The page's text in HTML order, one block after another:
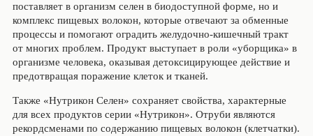
поставляет в организм селен в биодоступной форме, но и
комплекс пищевых волокон, которые отвечают за обменные
процессы и помогают оградить желудочно-кишечный тракт
от многих проблем. Продукт выступает в роли «уборщика» в
организме человека, оказывая детоксицирующее действие и
предотвращая поражение клеток и тканей.
Также «Нутрикон Селен» сохраняет свойства, характерные
для всех продуктов серии «Нутрикон». Отруби являются
рекордсменами по содержанию пищевых волокон (клетчатки).